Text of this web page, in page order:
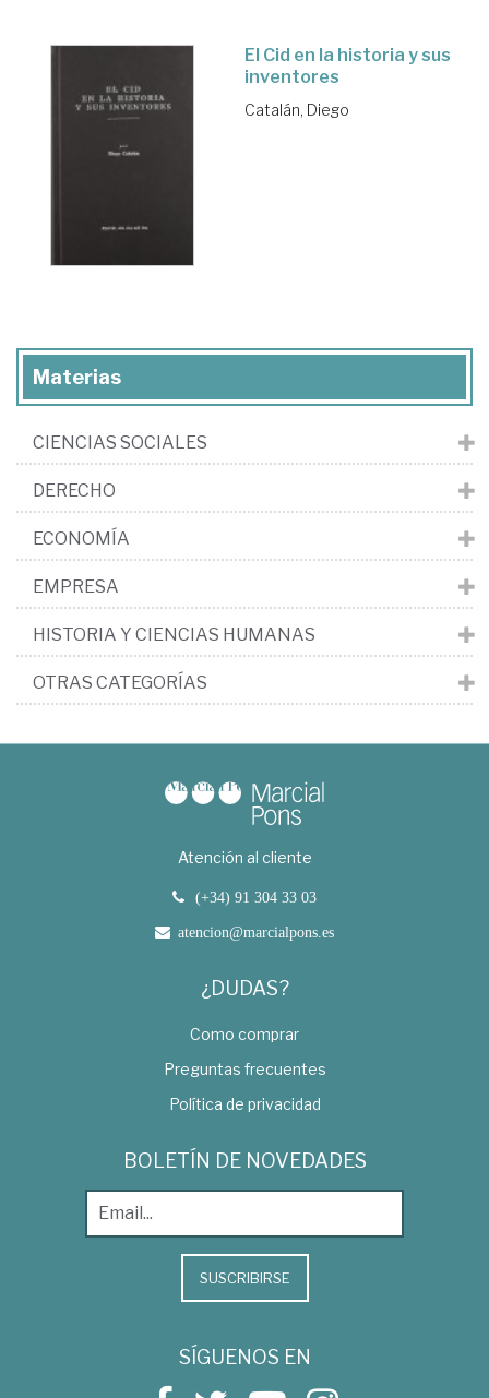
El Cid en la historia y sus
inventores
Catalán, Diego
Materias
CIENCIAS SOCIALES
DERECHO
ECONOMÍA
EMPRESA
HISTORIA Y CIENCIAS HUMANAS
OTRAS CATEGORÍAS
Atención al cliente
(+34) 91 304 33 03
atencion@marcialpons.es
¿DUDAS?
Como comprar
Preguntas frecuentes
Política de privacidad
BOLETÍN DE NOVEDADES
SUSCRIBIRSE
SÍGUENOS EN